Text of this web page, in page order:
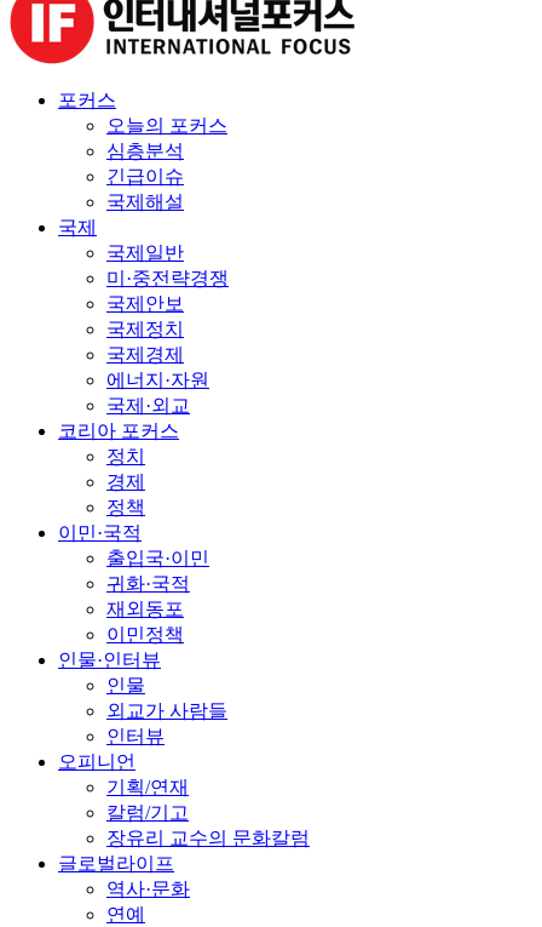
포커스
오늘의 포커스
심층분석
긴급이슈
국제해설
국제
국제일반
미·중전략경쟁
국제안보
국제정치
국제경제
에너지·자원
국제·외교
코리아 포커스
정치
경제
정책
이민·국적
출입국·이민
귀화·국적
재외동포
이민정책
인물·인터뷰
인물
외교가 사람들
인터뷰
오피니언
기획/연재
칼럼/기고
장유리 교수의 문화칼럼
글로벌라이프
역사·문화
연예